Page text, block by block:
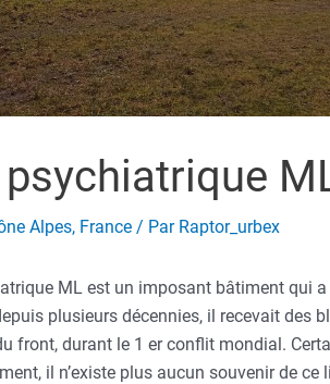
Alpes, France/ Par Raptor_urbex
ML est un imposant bâtiment qui
plusieurs décennies, il recevait des
front, durant le 1 er conflit mondial.
il n’existe plus aucun souvenir de